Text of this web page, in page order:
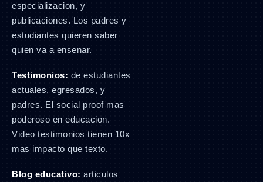
especializacion, y
publicaciones. Los padres y
estudiantes quieren saber
quien va a ensenar.
Testimonios: de estudiantes
actuales, egresados, y
padres. El social proof mas
poderoso en educacion.
Video testimonios tienen 10x
mas impacto que texto.
Blog educativo: articulos